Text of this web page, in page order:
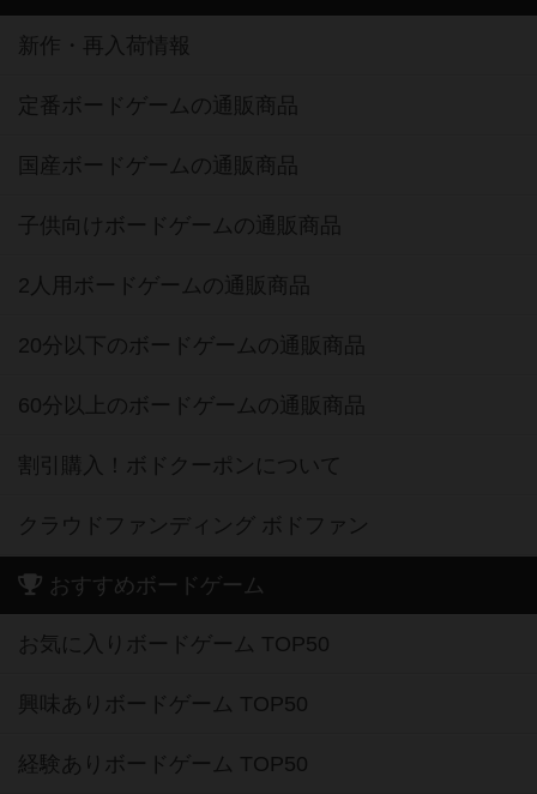
新作・再入荷情報
定番ボードゲームの通販商品
国産ボードゲームの通販商品
子供向けボードゲームの通販商品
2人用ボードゲームの通販商品
20分以下のボードゲームの通販商品
60分以上のボードゲームの通販商品
割引購入！ボドクーポンについて
クラウドファンディング ボドファン
おすすめボードゲーム
お気に入りボードゲーム TOP50
興味ありボードゲーム TOP50
経験ありボードゲーム TOP50